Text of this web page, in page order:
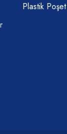
Plastik Poşet